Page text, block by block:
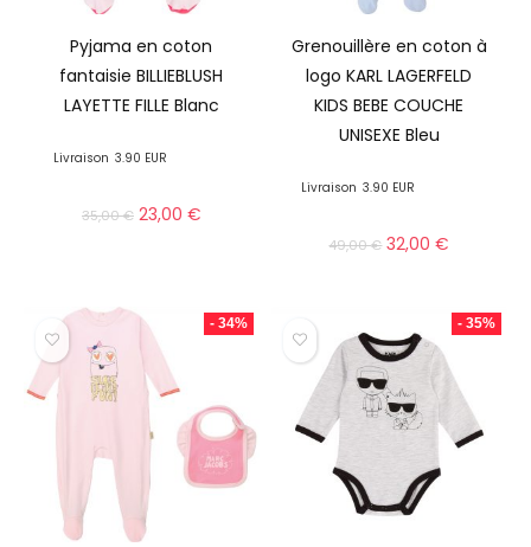
Pyjama en coton
fantaisie BILLIEBLUSH
LAYETTE FILLE Blanc
Livraison 3.90 EUR
35,00€ 23,00 €
Grenouillère en coton à
logo KARL LAGERFELD
KIDS BEBE COUCHE
UNISEXE Bleu
Livraison 3.90 EUR
49,00€ 32,00€
- 34% - 35%